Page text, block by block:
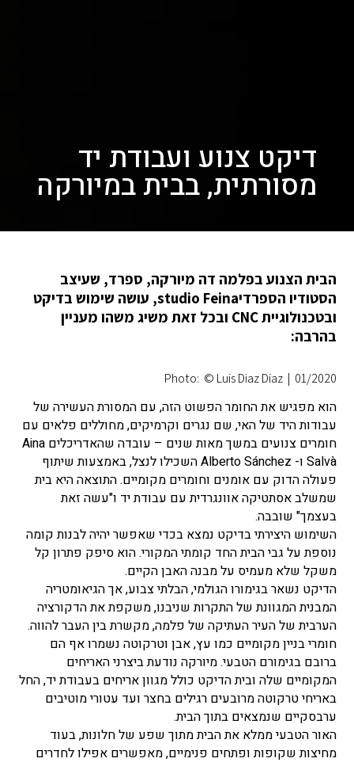
דיקט צנוע ועבודת יד
מסורתית, בבית במיורקה
הבית הצנוע בפלמה דה מיורקה, ספרד, שעיצב
הסטודיו הספרדיstudio Feina, עושה שימוש בדיקט
ובטכנולוגיית CNC ובכל זאת משיג משהו מעניין
בהרבה:
01/2020
|
Photo: © Luis Diaz Diaz
הוא מפגיש את החומר הפשוט הזה, עם המסורת העשירה של
עבודות היד של האי, שם נגרים וקרמיקים, מחוללים פלאים עם
חומרים צנועים במשך מאות שנים – עובדה שהאדריכלים Aina
Salvà ו- Alberto Sánchez השכילו לנצל, באמצעות שיתוף
פעולה הדוק עם אומנים וחומרים מקומיים. התוצאה היא בית
שמשלב אסתטיקה אוונגרדית עם עבודת יד ו"עשה זאת
בעצמך" שובבה.
השימוש היצירתי בדיקט נמצא בכדי שאפשר יהיה לבנות קומה
נוספת על גבי הבית החד קומתי המקורי. הוא סיפק פתרון קל
משקל שלא מעמיס על מבנה האבן הקיים.
הדיקט נשאר בגימורו הגולמי, הבלתי צבוע, אך הגיאומטריה
המבנית המגוונת של התקרות שניבנו, משקפת את הדקורציה
הערבית של העיר העתיקה של פלמה, מקשרת בין העבר להווה.
חומרי בניין מקומיים כמו עץ, אבן וטרקוטה נשמרו אף הם
ברובם בגימורם הטבעי. מיורקה נודעת ביצרני האריחים
המקומיים שלה ובית הדיקט כולל מגוון אריחים בעבודת יד, החל
באריחי טרקוטה מרובעים רגילים בחצר ועד עטורי מוטיבים
ערבסקיים שנמצאים בתוך הבית.
האור הטבעי ממלא את הבית מתוך שפע של חלונות, בעוד
מחיצות שקופות ופתחים פנימיים, מאפשרים אפילו לחדרים